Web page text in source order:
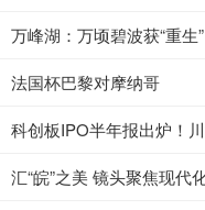
万峰湖：万顷碧波获“重生”
法国杯巴黎对摩纳哥
科创板IPO半年报出炉！
汇“皖”之美 镜头聚焦现代